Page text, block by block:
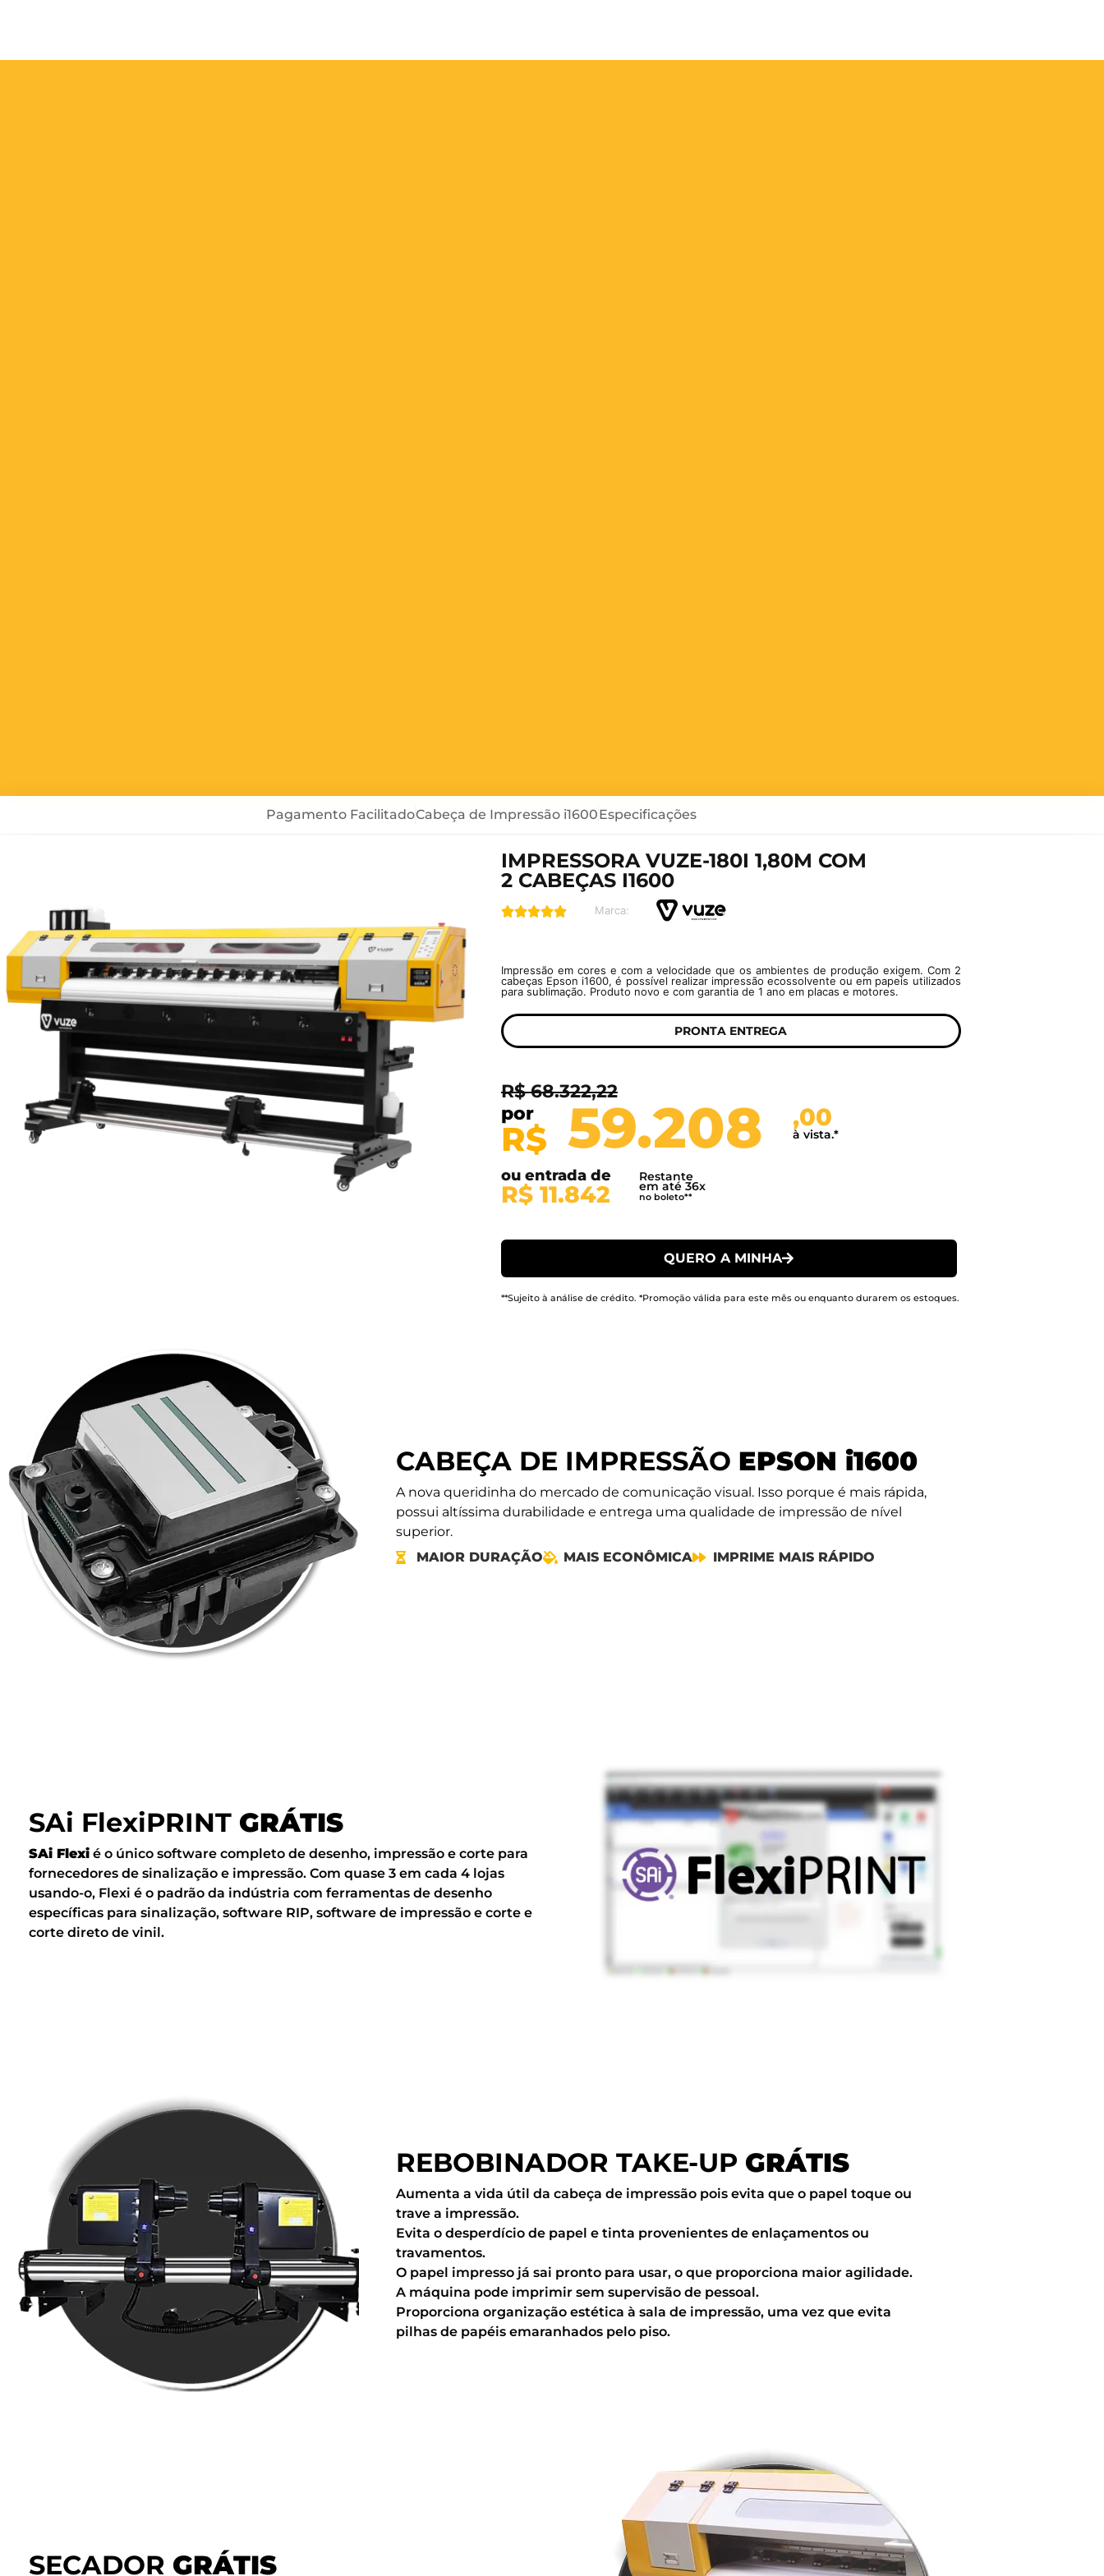
Pagamento FacilitadoCabeça de Impressão i1600Especificações
IMPRESSORA VUZE-180I 1,80M COM
2 CABEÇAS I1600
 Marca:
Impressão em cores e com a velocidade que os ambientes de produção exigem. Com 2
cabeças Epson i1600, é possível realizar impressão ecossolvente ou em papeis utilizados
para sublimação. Produto novo e com garantia de 1 ano em placas e motores.
PRONTA ENTREGA
R$ 68.322,22
por
R$ 59.208 ,00
à vista.*
ou entrada de
R$ 11.842
Restante
em até 36x
no boleto**
QUERO A MINHA
**Sujeito à análise de crédito. *Promoção válida para este mês ou enquanto durarem os estoques.
CABEÇA DE IMPRESSÃO EPSON i1600
A nova queridinha do mercado de comunicação visual. Isso porque é mais rápida,
possui altíssima durabilidade e entrega uma qualidade de impressão de nível
superior.
MAIOR DURAÇÃO
MAIS ECONÔMICA IMPRIME MAIS RÁPIDO
SAi FlexiPRINT GRÁTIS
SAi Flexi é o único software completo de desenho, impressão e corte para
fornecedores de sinalização e impressão. Com quase 3 em cada 4 lojas
usando-o, Flexi é o padrão da indústria com ferramentas de desenho
específicas para sinalização, software RIP, software de impressão e corte e
corte direto de vinil.
REBOBINADOR TAKE-UP GRÁTIS
Aumenta a vida útil da cabeça de impressão pois evita que o papel toque ou
trave a impressão.
Evita o desperdício de papel e tinta provenientes de enlaçamentos ou
travamentos.
O papel impresso já sai pronto para usar, o que proporciona maior agilidade.
A máquina pode imprimir sem supervisão de pessoal.
Proporciona organização estética à sala de impressão, uma vez que evita
pilhas de papéis emaranhados pelo piso.
SECADOR GRÁTIS